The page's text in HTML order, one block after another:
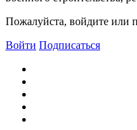
Пожалуйста, войдите или
Войти Подписаться